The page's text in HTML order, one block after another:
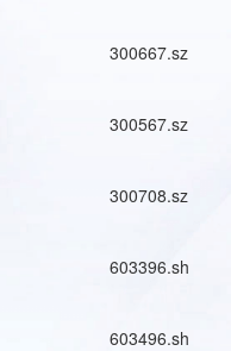
300667.sz
300567.sz
300708.sz
603396.sh
603496.sh